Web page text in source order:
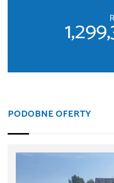
PODOBNE OFERTY